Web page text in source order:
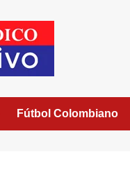
Fútbol Colombiano